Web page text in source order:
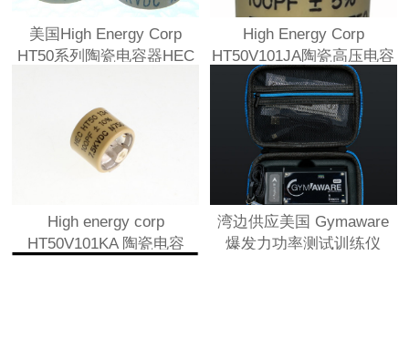
美国High Energy Corp
HT50系列陶瓷电容器HEC
High Energy Corp
HT50V101JA陶瓷高压电容
器
High energy corp
HT50V101KA 陶瓷电容
湾边供应美国 Gymaware
爆发力功率测试训练仪